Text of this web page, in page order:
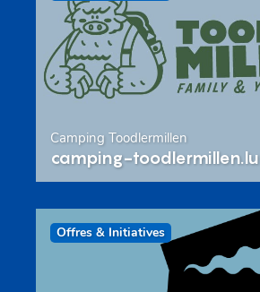
Camping Toodlermillen
camping-toodlermillen.lu
Offres & Initiatives